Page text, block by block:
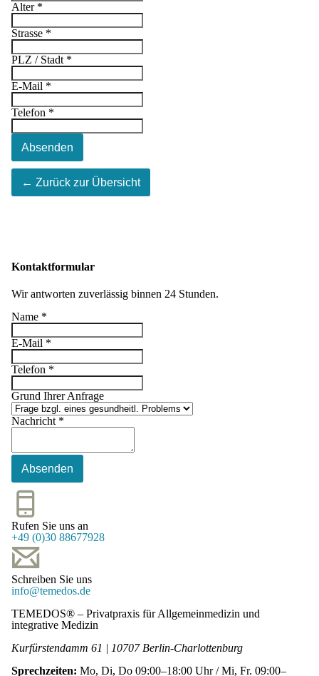
Alter *
Strasse *
PLZ / Stadt *
E-Mail *
Telefon *
Absenden
← Zurück zur Übersicht
Kontaktformular
Wir antworten zuverlässig binnen 24 Stunden.
Name *
E-Mail *
Telefon *
Grund Ihrer Anfrage
Nachricht *
Absenden
Rufen Sie uns an
+49 (0)30 88677928
Schreiben Sie uns
info@temedos.de
TEMEDOS® – Privatpraxis für Allgemeinmedizin und
integrative Medizin
Kurfürstendamm 61 | 10707 Berlin-Charlottenburg
Sprechzeiten: Mo, Di, Do 09:00–18:00 Uhr / Mi, Fr. 09:00–